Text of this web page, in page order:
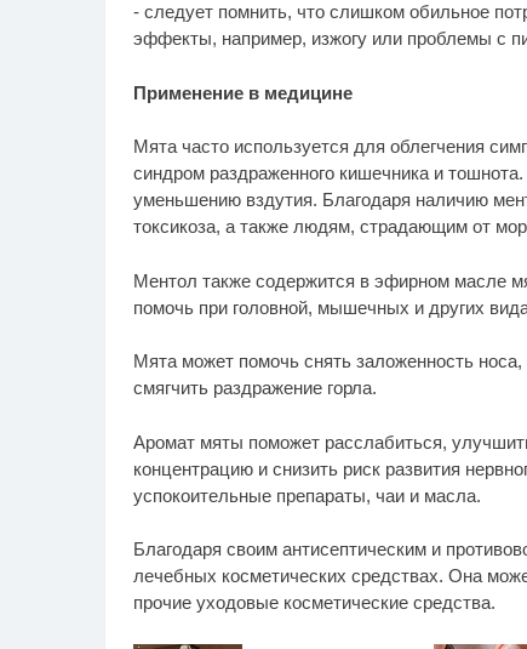
- следует помнить, что слишком обильное
эффекты, например, изжогу или проблемы с
Применение в медицине
Мята часто используется для облегчения
синдром раздраженного кишечника и
уменьшению вздутия. Благодаря наличию
токсикоза, а также людям, страдающим от
Ментол также содержится в эфирном масле
помочь при головной, мышечных и других
Мята может помочь снять заложенность
смягчить раздражение горла.
Аромат мяты поможет расслабиться,
концентрацию и снизить риск развития
успокоительные препараты, чаи и масла.
Благодаря своим антисептическим и
лечебных косметических средствах. Она
прочие уходовые косметические средства.